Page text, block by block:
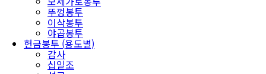
뚜껑봉투
이삭봉투
야곱봉투
헌금봉투 (용도별)
감사
십일조